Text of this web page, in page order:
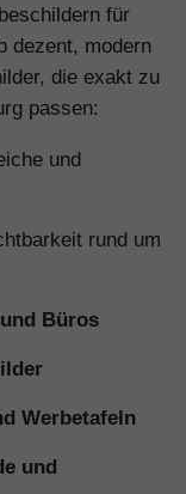
für
dezent, modern
die exakt zu
passen:
und
rund um
Büros
Werbetafeln
und